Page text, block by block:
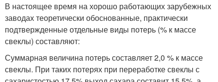
В настоящее время на хорошо работающих зарубежных
заводах теоретически обоснованные, практически
подтвержденные отдельные виды потерь (% к массе
свеклы) составляют:
Суммарная величина потерь составляет 2,0 % к массе
свеклы. При таких потерях при переработке свеклы с